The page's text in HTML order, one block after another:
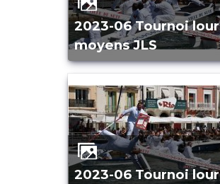
2023-06 Tournoi lourds
moyens JLS
2023-06 Tournoi lourds